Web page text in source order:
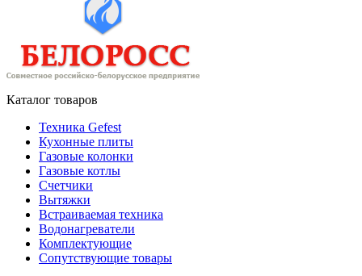
Каталог товаров
Техника Gefest
Кухонные плиты
Газовые колонки
Газовые котлы
Счетчики
Вытяжки
Встраиваемая техника
Водонагреватели
Комплектующие
Сопутствующие товары